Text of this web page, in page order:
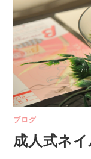
ブログ
成人式ネ